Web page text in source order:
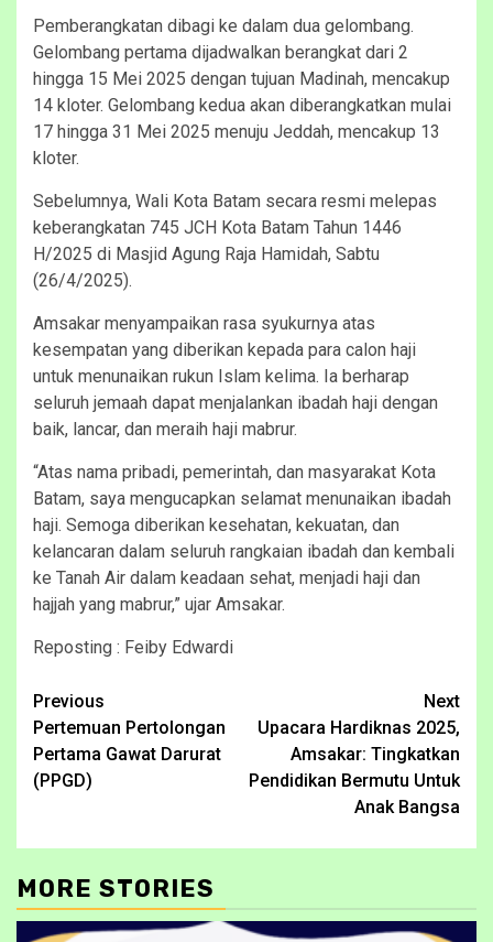
Pemberangkatan dibagi ke dalam dua gelombang.
Gelombang pertama dijadwalkan berangkat dari 2
hingga 15 Mei 2025 dengan tujuan Madinah, mencakup
14 kloter. Gelombang kedua akan diberangkatkan mulai
17 hingga 31 Mei 2025 menuju Jeddah, mencakup 13
kloter.
Sebelumnya, Wali Kota Batam secara resmi melepas
keberangkatan 745 JCH Kota Batam Tahun 1446
H/2025 di Masjid Agung Raja Hamidah, Sabtu
(26/4/2025).
Amsakar menyampaikan rasa syukurnya atas
kesempatan yang diberikan kepada para calon haji
untuk menunaikan rukun Islam kelima. Ia berharap
seluruh jemaah dapat menjalankan ibadah haji dengan
baik, lancar, dan meraih haji mabrur.
“Atas nama pribadi, pemerintah, dan masyarakat Kota
Batam, saya mengucapkan selamat menunaikan ibadah
haji. Semoga diberikan kesehatan, kekuatan, dan
kelancaran dalam seluruh rangkaian ibadah dan kembali
ke Tanah Air dalam keadaan sehat, menjadi haji dan
hajjah yang mabrur,” ujar Amsakar.
Reposting : Feiby Edwardi
Continue
Reading
Previous
Pertemuan Pertolongan
Pertama Gawat Darurat
(PPGD)
Next
Upacara Hardiknas 2025,
Amsakar: Tingkatkan
Pendidikan Bermutu Untuk
Anak Bangsa
MORE STORIES